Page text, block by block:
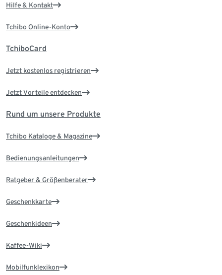
Hilfe & Kontakt
Tchibo Online-Konto
TchiboCard
Jetzt kostenlos registrieren
Jetzt Vorteile entdecken
Rund um unsere Produkte
Tchibo Kataloge & Magazine
Bedienungsanleitungen
Ratgeber & Größenberater
Geschenkkarte
Geschenkideen
Kaffee-Wiki
Mobilfunklexikon